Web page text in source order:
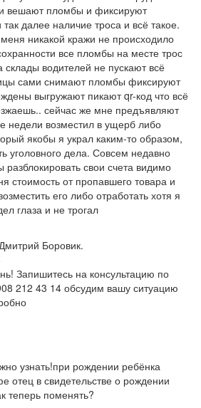
вешают пломбы и фиксируют
далее наличие троса и всё такое.
никакой кражи не происходило
все пломбы на месте трос
водителей не пускают всё
сами снимают пломбы фиксируют
выгружают пикают qr-код что всё
сейчас же мне предъявляют
недели возместил в ущерб либо
якобы я украл каким-то образом,
уголовного дела. Совсем недавно
разблокировать свои счета видимо
стоимость от пропавшего товара и
его либо отработать хотя я
глаза и не трогал
Боровик.
Запишитесь на консультацию по
212 43 14 обсудим вашу ситуацию
узнать!при рождении ребёнка
отец в свидетельстве о рождении
теперь поменять?